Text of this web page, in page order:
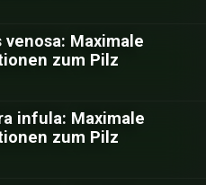
venosa: Maximale
zum Pilz
infula: Maximale
zum Pilz